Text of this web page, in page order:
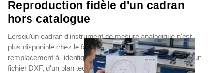
Reproduction fidèle d'un cadran
hors catalogue
Lorsqu'un cadran d'instrument de mesure analogique n'est
plus disponible chez le fabricant, Otypo grave un cadran de
remplacement à l'identique en aluminium ou inox, à partir d'un
fichier DXF, d'un plan technique ou d'un cadran physique à